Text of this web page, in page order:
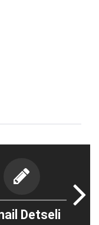
Detseli